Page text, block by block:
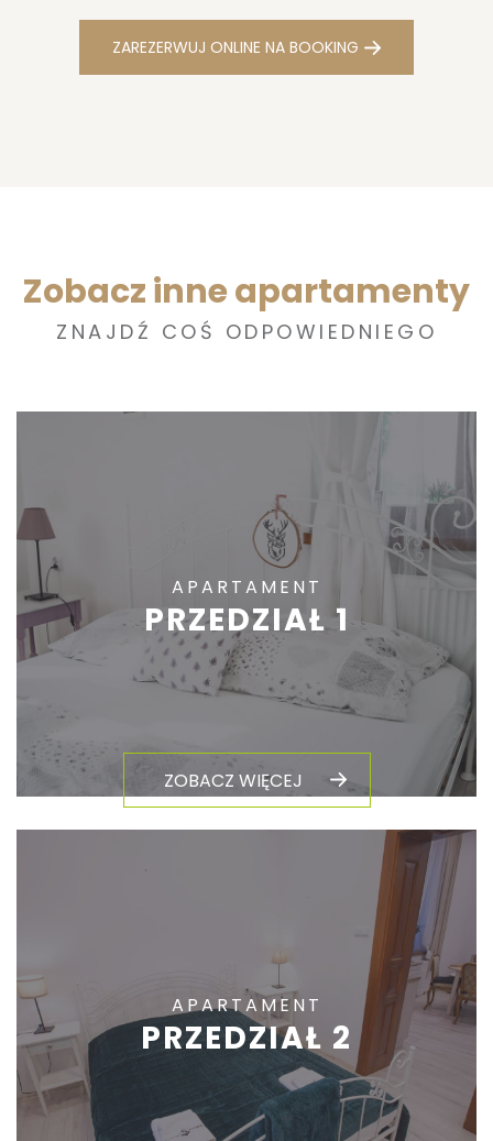
ZAREZERWUJ ONLINE NA BOOKING
Zobacz inne apartamenty
ZNAJDŹ COŚ ODPOWIEDNIEGO
APARTAMENT
PRZEDZIAŁ 1
ZOBACZ WIĘCEJ
APARTAMENT
PRZEDZIAŁ 2